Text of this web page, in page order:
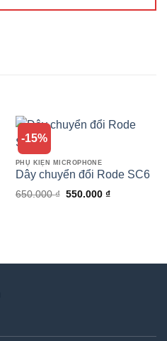
-15%
PHỤ KIỆN MICROPHONE
Dây chuyển đổi Rode SC6
650.000₫ Giá
550.000 ₫Giá